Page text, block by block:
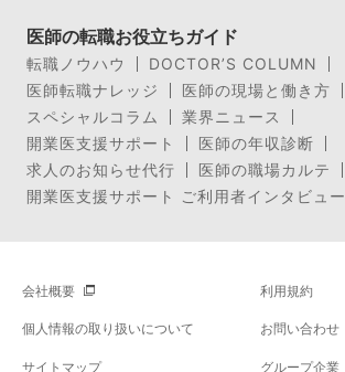
医師の転職お役立ちガイド
転職ノウハウ
DOCTOR’S COLUMN
医師転職ナレッジ
医師の現場と働き方
スペシャルコラム
業界ニュース
開業医支援サポート
医師の年収診断
求人のお知らせ代行
医師の職場カルテ
開業医支援サポート ご利用者インタビュー
会社概要 利用規約
個人情報の取り扱いについて お問い合わせ
サイトマップ グループ企業